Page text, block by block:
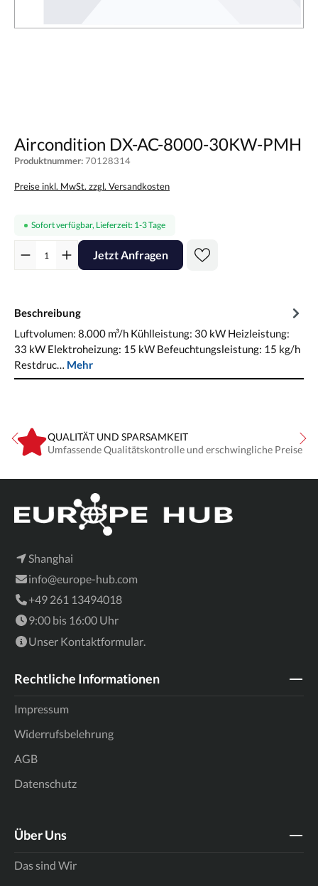
Aircondition DX-AC-8000-30KW-PMH
Produktnummer:70128314
Preise inkl. MwSt. zzgl. Versandkosten
Sofort verfügbar, Lieferzeit: 1-3 Tage
Jetzt Anfragen
Beschreibung
Luftvolumen: 8.000 m³/h Kühlleistung: 30 kW Heizleistung:
33 kW Elektroheizung: 15 kW Befeuchtungsleistung: 15 kg/h
Restdruc… Mehr
QUALITÄT UND SPARSAMKEIT
Umfassende Qualitätskontrolle und erschwingliche Preise
Shanghai
info@europe-hub.com
+49 261 13494018
9:00 bis 16:00 Uhr
Unser Kontaktformular.
Rechtliche Informationen
Impressum
Widerrufsbelehrung
AGB
Datenschutz
Über Uns
Das sind Wir